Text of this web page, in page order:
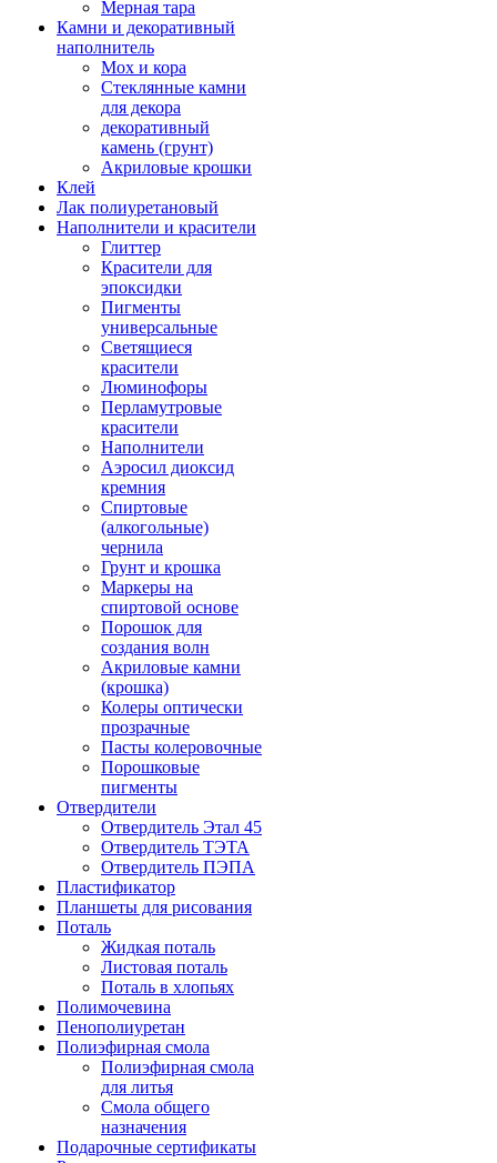
Мерная тара
Камни и декоративный
наполнитель
Мох и кора
Стеклянные камни
для декора
декоративный
камень (грунт)
Акриловые крошки
Клей
Лак полиуретановый
Наполнители и красители
Глиттер
Красители для
эпоксидки
Пигменты
универсальные
Светящиеся
красители
Люминофоры
Перламутровые
красители
Наполнители
Аэросил диоксид
кремния
Спиртовые
(алкогольные)
чернила
Грунт и крошка
Маркеры на
спиртовой основе
Порошок для
создания волн
Акриловые камни
(крошка)
Колеры оптически
прозрачные
Пасты колеровочные
Порошковые
пигменты
Отвердители
Отвердитель Этал 45
Отвердитель ТЭТА
Отвердитель ПЭПА
Пластификатор
Планшеты для рисования
Поталь
Жидкая поталь
Листовая поталь
Поталь в хлопьях
Полимочевина
Пенополиуретан
Полиэфирная смола
Полиэфирная смола
для литья
Смола общего
назначения
Подарочные сертификаты